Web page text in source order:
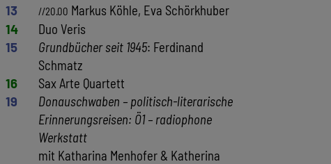
13
//20.00 Markus Köhle, Eva Schörkhuber
14
Duo Veris
15
Grundbücher seit 1945: Ferdinand
Schmatz
16
Sax Arte Quartett
19
Donauschwaben – politisch-literarische
Erinnerungsreisen: Ö1 – radiophone
Werkstatt
mit Katharina Menhofer & Katherina